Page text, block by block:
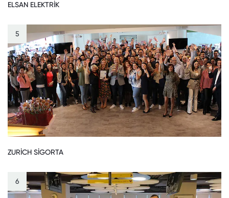
ELSAN ELEKTRİK
5
ZURİCH SİGORTA
6